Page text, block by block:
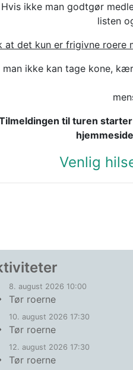
Hvis ikke man godtgør
listen
at det kun er frigivne roere
ikke kan tage kone,
til turen starter
Venlig
8. august 2026 10:00
Tør roerne
10. august 2026 17:30
Tør roerne
12. august 2026 17:30
Tør roerne